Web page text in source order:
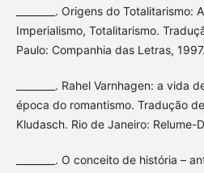
________. Origens do Totalitarismo:
Imperialismo, Totalitarismo.
Paulo: Companhia das Letras, 1997.
________. Rahel Varnhagen: a vida
época do romantismo. Tradução
Kludasch. Rio de Janeiro: Relume-
________. O conceito de história –